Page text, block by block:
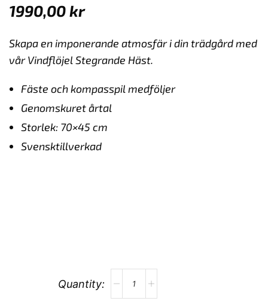
1990,00kr
Skapa en imponerande atmosfär i din trädgård med
vår Vindflöjel Stegrande Häst.
Fäste och kompasspil medföljer
Genomskuret årtal
Storlek: 70×45 cm
Svensktillverkad